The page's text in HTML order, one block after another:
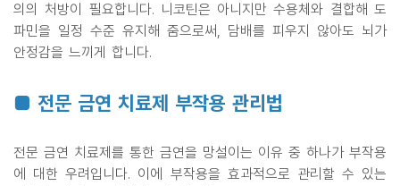
의의 처방이 필요합니다. 니코틴은 아니지만 수용체와 결합해 도
파민을 일정 수준 유지해 줌으로써, 담배를 피우지 않아도 뇌가
안정감을 느끼게 합니다.
■ 전문 금연 치료제 부작용 관리법
전문 금연 치료제를 통한 금연을 망설이는 이유 중 하나가 부작용
에 대한 우려입니다. 이에 부작용을 효과적으로 관리할 수 있는